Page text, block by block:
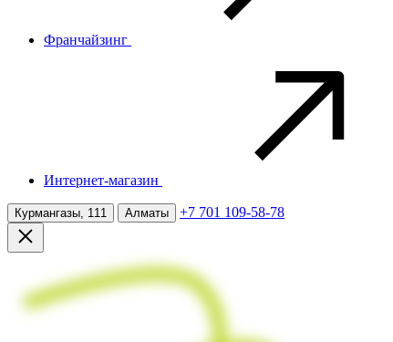
Франчайзинг
Интернет-магазин
Курмангазы, 111 Алматы +7 701 109-58-78